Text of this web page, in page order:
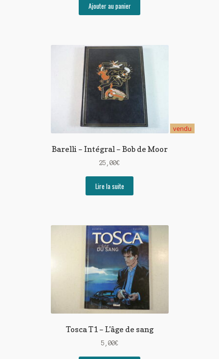
Ajouter au panier
vendu
Barelli – Intégral – Bob de Moor
25,00€
Lire la suite
Tosca T1 – L’âge de sang
5,00€